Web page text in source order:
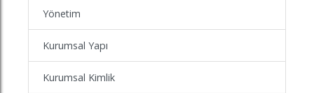
Yönetim
Kurumsal Yapı
Kurumsal Kimlik